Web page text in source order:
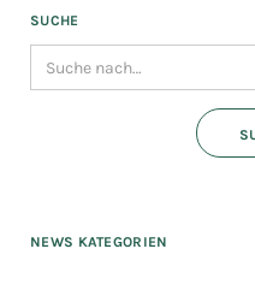
SUCHE
NEWS KATEGORIEN